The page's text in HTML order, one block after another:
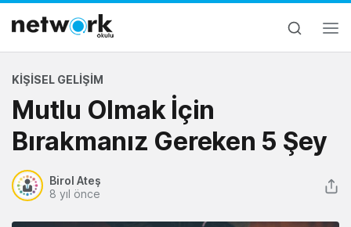
KIŞISEL GELIŞIM
Mutlu Olmak İçin
Bırakmanız Gereken 5 Şey
Birol Ateş
8 yıl önce